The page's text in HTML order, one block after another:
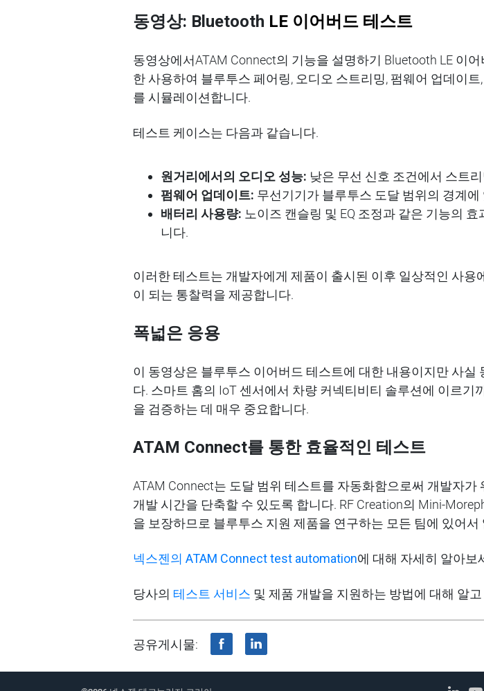
동영상: Bluetooth LE 이어 버드 테스트
동영상에서ATAM Connect의 기능을 설명하기 Bluetooth LE 이어
한 사용하여 블루투스 페어링, 오디오 스트리밍, 펌웨어 업데이트,
를 시뮬레이션합니다.
테스트 케이스는 다음과 같습니다.
원거리에서의 오디오성능: 낮은 무선 신호 조건에서 스트
펌웨어 업데이트: 무선기기가 블루투스 도달 범위의 경계에
배터리 사용량: 노이즈 캔슬링 및 EQ 조정과 같은 기능의 효
니다.
이러한 테스트는 개발자에게 제품이 출시된 이후 일상적인 사용
이 되는 통찰력을 제공합니다.
폭넓은 응용
이 동영상은 블루투스 이어버드 테스트에 대한 내용이지만 사실
다. 스마트 홈의 IoT센서에서 차량 커넥티비티 솔루션에 이르기
을 검증하는 데 매우 중요합니다.
ATAM Connect를 통한 효율적인 테스트
ATAM Connect는 도달 범위 테스트를 자동화함으로써 개발자가
개발시간을 단축할 수 있도록 합니다. RF Creation의 Mini-
을 보장하므로 블루투스 지원 제품을 연구하는 모든 팀에 있어서
넥스젠의 ATAM Connect test automation에 대해 자세히 알아보
당사의 테스트 서비스 및 제품 개발을 지원하는 방법에 대해 알
공유게시물: